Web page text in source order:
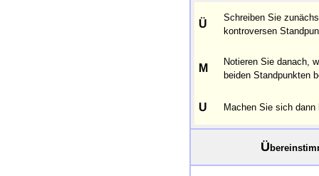
Ü
Schreiben Sie
kontroversen
M
Notieren Sie danach,
beiden Standpunkten
U Machen Sie sich
Ü